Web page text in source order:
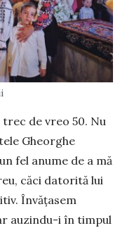
trec de vreo 50. Nu
Gheor­ghe
fel anume de a mă
căci datorită lui
Învățasem
auzindu-i în timpul